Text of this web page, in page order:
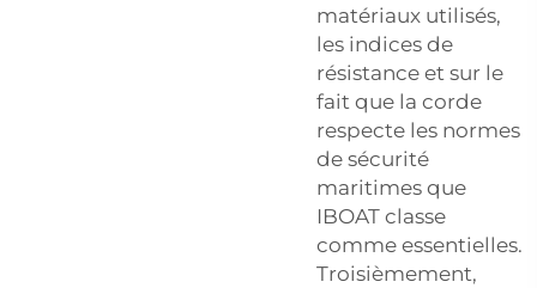
matériaux utilisés,
les indices de
résistance et sur le
fait que la corde
respecte les normes
de sécurité
maritimes que
IBOAT classe
comme essentielles.
Troisièmement,